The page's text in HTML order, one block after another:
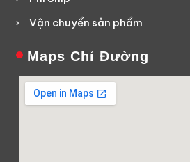
Vận chuyển sản phẩm
Maps Chỉ Đường